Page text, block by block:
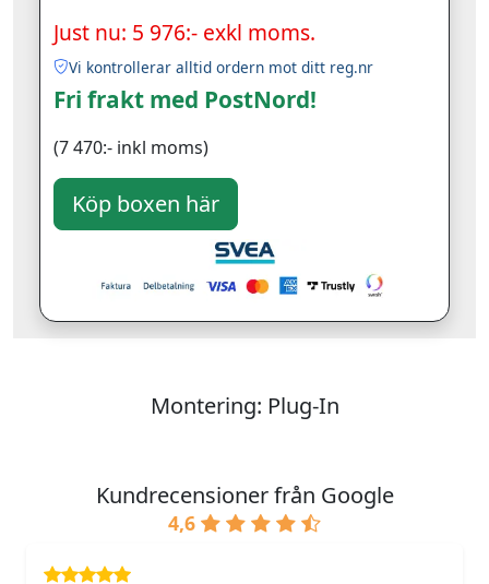
Just nu: 5 976:- exkl moms.
Vi kontrollerar alltid ordern mot ditt reg.nr
Fri frakt med PostNord!
(7 470:- inkl moms)
Montering: Plug-In
Kundrecensioner från Google
4,6